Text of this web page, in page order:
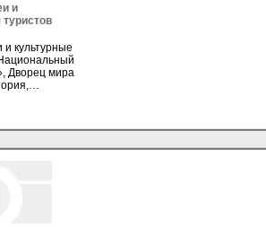
и
и культурные
Дворец мира